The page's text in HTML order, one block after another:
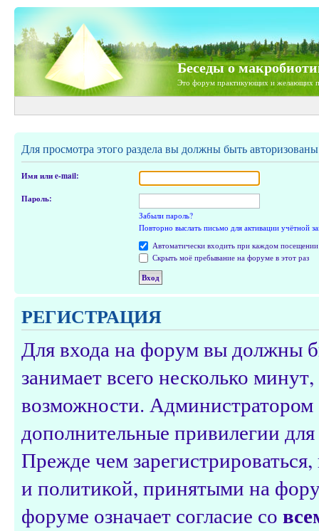
Беседы о
Это форум практикующих и желающих
Для просмотра этого раздела вы должны быть
Имя или e-mail:
Пароль:
Забыли пароль?
Повторно выслать письмо для активации учётной
Автоматически входить при каждом посещении
Скрыть моё пребывание на форуме в этот раз
РЕГИСТРАЦИЯ
Для входа на форум вы должны
занимает всего несколько
возможности.
дополнительные привилегии
Прежде чем
и политикой, принятыми на
форуме означает согласие со